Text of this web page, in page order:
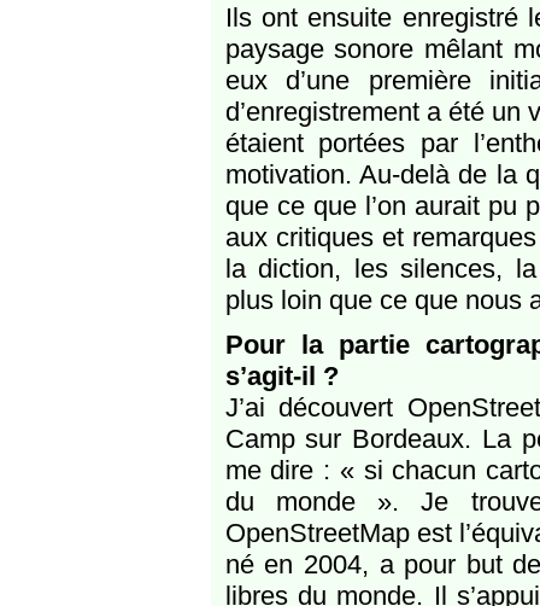
Ils ont ensuite enregistré
paysage sonore mêlant
eux d’une première
d’enregistrement a été un
étaient portées par
motivation. Au-delà de la
que ce que l’on aurait pu
aux critiques et
la diction, les silences,
plus loin que ce que nous
Pour la partie
s’agit-il ?
J’ai découvert
Camp sur Bordeaux. La
me dire : « si chacun
du monde ». Je
OpenStreetMap est
né en 2004, a pour but
libres du monde. Il